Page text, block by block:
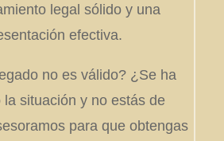
legal sólido y una
efectiva.
no es válido? ¿Se ha
la situación y no estás de
para que obtengas